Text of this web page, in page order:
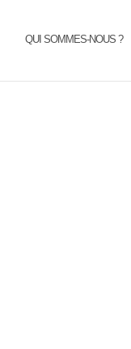
QUI SOMMES-NOUS ?